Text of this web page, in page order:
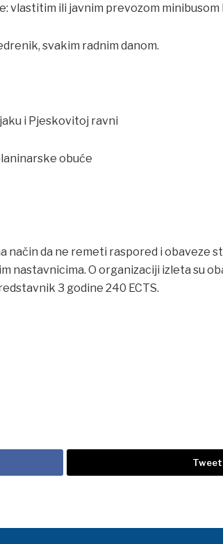
vlastitim ili javnim prevozom minibusom
svakim radnim danom.
i Pjeskovitoj ravni
obuće
način da ne remeti raspored i obaveze
nastavnicima. O organizaciji izleta su
3 godine 240 ECTS.
Tweet